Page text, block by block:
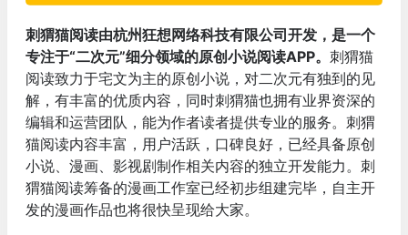
刺猬猫阅读由杭州狂想网络科技有限公司开发，是一个
专注于“二次元”细分领域的原创小说阅读APP。 刺猬猫
阅读致力于宅文为主的原创小说，对二次元有独到的见
解，有丰富的优质内容，同时刺猬猫也拥有业界资深的
编辑和运营团队，能为作者读者提供专业的服务。刺猬
猫阅读内容丰富，用户活跃，口碑良好，已经具备原创
小说、漫画、影视剧制作相关内容的独立开发能力。刺
猬猫阅读筹备的漫画工作室已经初步组建完毕，自主开
发的漫画作品也将很快呈现给大家。